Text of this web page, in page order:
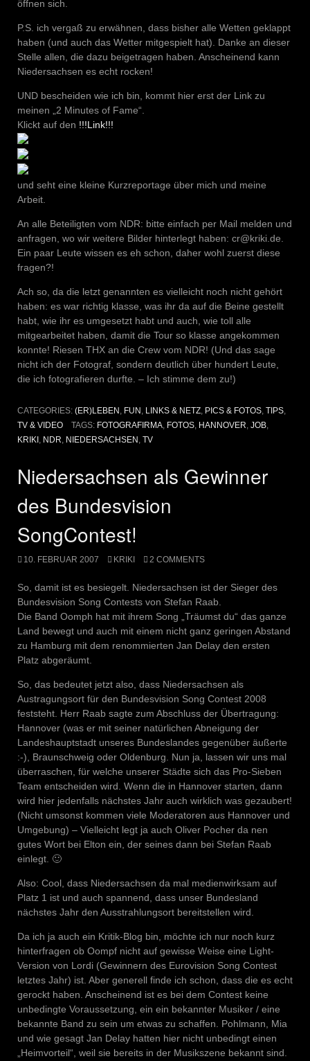
öffnen sich.
P.S. ich vergaß zu erwähnen, dass bisher alle Wetten geklappt
haben (und auch das Wetter mitgespielt hat). Danke an dieser
Stelle allen, die dazu beigetragen haben. Anscheinend kann
Niedersachsen es echt rocken!
UND bescheiden wie ich bin, kommt hier erst der Link zu
meinen „2 Minutes of Fame“.
Klickt auf den !!!Link!!!
und seht eine kleine Kurzreportage über mich und meine
Arbeit.
An alle Beteiligten vom NDR: bitte einfach per Mail melden und
anfragen, wo wir weitere Bilder hinterlegt haben: cr@kriki.de.
Ein paar Leute wissen es eh schon, daher wohl zuerst diese
fragen?!
Ach so, da die letzt genannten es vielleicht noch nicht gehört
haben: es war richtig klasse, was ihr da auf die Beine gestellt
habt, wie ihr es umgesetzt habt und auch, wie toll alle
mitgearbeitet haben, damit die Tour so klasse angekommen
konnte! Riesen THX an die Crew vom NDR! (Und das sage
nicht ich der Fotograf, sondern deutlich über hundert Leute,
die ich fotografieren durfte. – Ich stimme dem zu!)
CATEGORIES: (ER)LEBEN FUN LINKS & NETZ PICS & FOTOS TIPS
TV & VIDEO
TAGS: FOTOGRAFIRMA, FOTOS, HANNOVER JOB,
KRIKI NDR NIEDERSACHSEN TV
Niedersachsen als Gewinner
des Bundesvision
SongContest!
10. FEBRUAR 2007 KRIKI 2 COMMENTS
So, damit ist es besiegelt. Niedersachsen ist der Sieger des
Bundesvision Song Contests von Stefan Raab.
Die Band Oomph hat mit ihrem Song „Träumst du“ das ganze
Land bewegt und auch mit einem nicht ganz geringen Abstand
zu Hamburg mit dem renommierten Jan Delay den ersten
Platz abgeräumt.
So, das bedeutet jetzt also, dass Niedersachsen als
Austragungsort für den Bundesvision Song Contest 2008
feststeht. Herr Raab sagte zum Abschluss der Übertragung:
Hannover (was er mit seiner natürlichen Abneigung der
Landeshauptstadt unseres Bundeslandes gegenüber äußerte
:-), Braunschweig oder Oldenburg. Nun ja, lassen wir uns mal
überraschen, für welche unserer Städte sich das Pro-Sieben
Team entscheiden wird. Wenn die in Hannover starten, dann
wird hier jedenfalls nächstes Jahr auch wirklich was gezaubert!
(Nicht umsonst kommen viele Moderatoren aus Hannover und
Umgebung) – Vielleicht legt ja auch Oliver Pocher da nen
gutes Wort bei Elton ein, der seines dann bei Stefan Raab
einlegt. 🙂
Also: Cool, dass Niedersachsen da mal medienwirksam auf
Platz 1 ist und auch spannend, dass unser Bundesland
nächstes Jahr den Ausstrahlungsort bereitstellen wird.
Da ich ja auch ein Kritik-Blog bin, möchte ich nur noch kurz
hinterfragen ob Oompf nicht auf gewisse Weise eine Light-
Version von Lordi (Gewinnern des Eurovision Song Contest
letztes Jahr) ist. Aber generell finde ich schon, dass die es echt
gerockt haben. Anscheinend ist es bei dem Contest keine
unbedingte Voraussetzung, ein ein bekannter Musiker / eine
bekannte Band zu sein um etwas zu schaffen. Pohlmann, Mia
und wie gesagt Jan Delay hatten hier nicht unbedingt einen
„Heimvorteil“, weil sie bereits in der Musikszene bekannt sind.